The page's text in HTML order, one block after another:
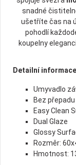
snadné
ušetříte čas na
pohodlí
koupelny
Detailní
Umyvadlo
Bez přepadu
Easy Clean
Dual Glaze
Glossy
Rozměr:
Hmotnost: